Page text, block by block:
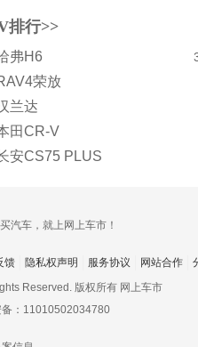
排行>>
弗H6
荣放
兰达
田CR-V
安CS75 PLUS
馈 隐私权声明 服务协议 网站合作
Reserved. 版权所有 网上车市
备：11010502034780